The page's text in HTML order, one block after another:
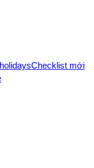
Checklist mới